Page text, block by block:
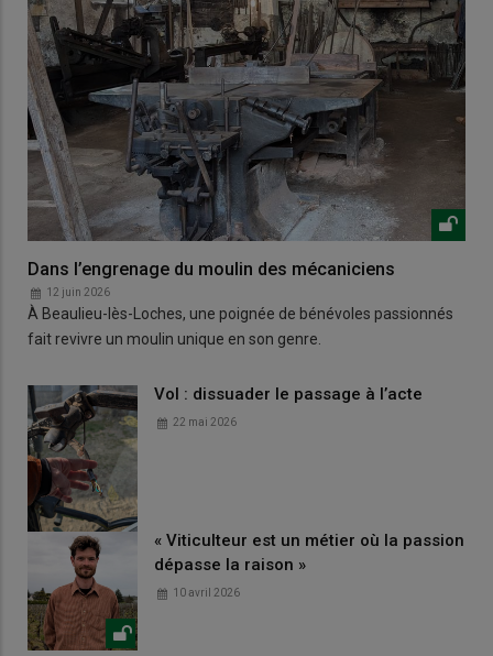
Dans l’engrenage du moulin des mécaniciens
12 juin 2026
À Beaulieu-lès-Loches, une poignée de bénévoles passionnés
fait revivre un moulin unique en son genre.
Vol : dissuader le passage à l’acte
22 mai 2026
« Viticulteur est un métier où la passion
dépasse la raison »
10 avril 2026